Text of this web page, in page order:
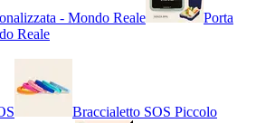
- Mondo Reale
Porta
Reale
Braccialetto SOS Piccolo